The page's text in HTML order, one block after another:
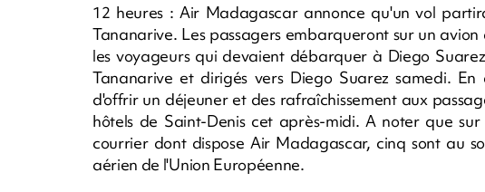
12 heures : Air Madagascar annonce qu'un vol
Tananarive. Les passagers embarqueront sur un
les voyageurs qui devaient débarquer à Diego
Tananarive et dirigés vers Diego Suarez samedi.
d'offrir un déjeuner et des rafraîchissement aux
hôtels de Saint-Denis cet après-midi. A noter que
courrier dont dispose Air Madagascar, cinq sont au
aérien de l'Union Européenne.